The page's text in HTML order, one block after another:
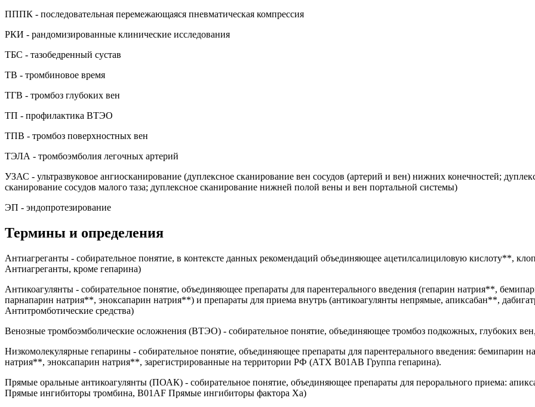
ПППК - последовательная перемежающаяся пневматическая компрессия
РКИ - рандомизированные клинические исследования
ТБС - тазобедренный сустав
ТВ - тромбиновое время
ТГВ - тромбоз глубоких вен
ТП - профилактика ВТЭО
ТПВ - тромбоз поверхностных вен
ТЭЛА - тромбоэмболия легочных артерий
УЗАС - ультразвуковое ангиосканирование (дуплексное сканирование вен сосудов (артерий и вен) нижних конечностей;
сканирование сосудов малого таза; дуплексное сканирование нижней полой вены и вен портальной системы)
ЭП - эндопротезирование
Термины и определения
Антиагреганты - собирательное понятие, в контексте данных рекомендаций объединяющее ацетилсалициловую кислоту**,
Антиагреганты, кроме гепарина)
Антикоагулянты - собирательное понятие, объединяющее препараты для парентерального введения (гепарин натрия**,
парнапарин натрия**, эноксапарин натрия**) и препараты для приема внутрь (антикоагулянты непрямые, апиксабан**,
Антитромботические средства)
Венозные тромбоэмболические осложнения (ВТЭО) - собирательное понятие, объединяющее тромбоз подкожных, глубоких
Низкомолекулярные гепарины - собирательное понятие, объединяющее препараты для парентерального введения: бемипарин
натрия**, эноксапарин натрия**, зарегистрированные на территории РФ (АТХ B01AB Группа гепарина).
Прямые оральные антикоагулянты (ПОАК) - собирательное понятие, объединяющее препараты для перорального приема:
Прямые ингибиторы тромбина, B01AF Прямые ингибиторы фактора Xa)